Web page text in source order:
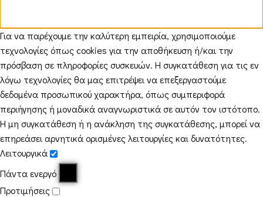
Για να παρέχουμε την καλύτερη εμπειρία, χρησιμοποιούμε
τεχνολογίες όπως cookies για την αποθήκευση ή/και την
πρόσβαση σε πληροφορίες συσκευών. Η συγκατάθεση για τις εν
λόγω τεχνολογίες θα μας επιτρέψει να επεξεργαστούμε
δεδομένα προσωπικού χαρακτήρα, όπως συμπεριφορά
περιήγησης ή μοναδικά αναγνωριστικά σε αυτόν τον ιστότοπο.
Η μη συγκατάθεση ή η ανάκληση της συγκατάθεσης, μπορεί να
επηρεάσει αρνητικά ορισμένες λειτουργίες και δυνατότητες.
Λειτουργικά
Πάντα ενεργό
Προτιμήσεις